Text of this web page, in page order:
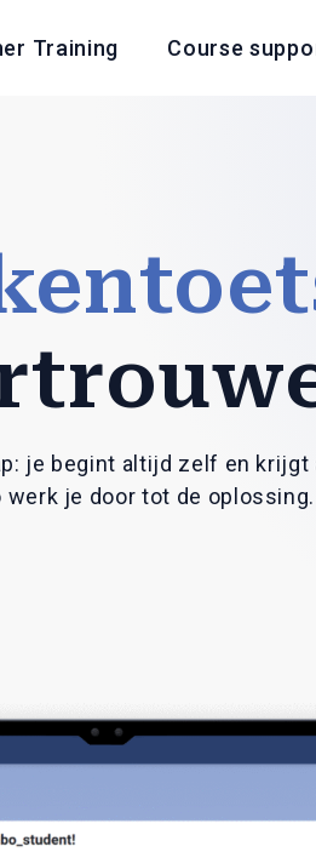
Training Course
je begint altijd zelf en krijgt
werk je door tot de oplossing.